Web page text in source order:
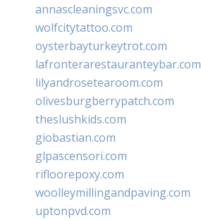
annascleaningsvc.com
wolfcitytattoo.com
oysterbayturkeytrot.com
lafronterarestauranteybar.com
lilyandrosetearoom.com
olivesburgberrypatch.com
theslushkids.com
giobastian.com
glpascensori.com
rifloorepoxy.com
woolleymillingandpaving.com
uptonpvd.com